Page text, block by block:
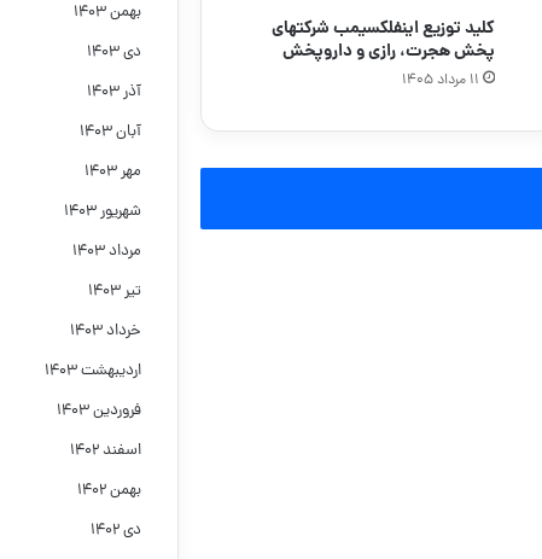
کلید توزیع اینفلکسیمب شرکتهای
پخش هجرت، رازی و داروپخش
۱۱ مرداد ۱۴۰۵
بهمن ۱۴۰۳
دی ۱۴۰۳
آذر ۱۴۰۳
آبان ۱۴۰۳
مهر ۱۴۰۳
شهریور ۱۴۰۳
مرداد ۱۴۰۳
تیر ۱۴۰۳
خرداد ۱۴۰۳
اردیبهشت ۱۴۰۳
فروردین ۱۴۰۳
اسفند ۱۴۰۲
بهمن ۱۴۰۲
دی ۱۴۰۲